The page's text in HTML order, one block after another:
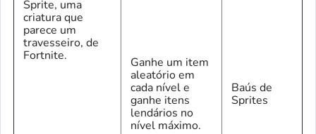
Ganhe um item
aleatório em
cada nível e
ganhe itens
lendários no
nível máximo.
Baús de
Sprites